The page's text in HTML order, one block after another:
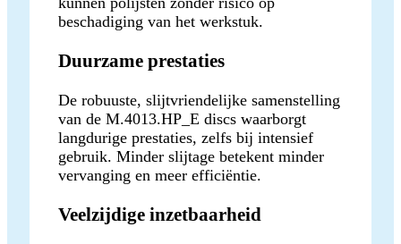
beschadiging van het werkstuk.
Duurzame prestaties
De robuuste, slijtvriendelijke samenstelling
van de M.4013.HP_E discs waarborgt
langdurige prestaties, zelfs bij intensief
gebruik. Minder slijtage betekent minder
vervanging en meer efficiëntie.
Veelzijdige inzetbaarheid